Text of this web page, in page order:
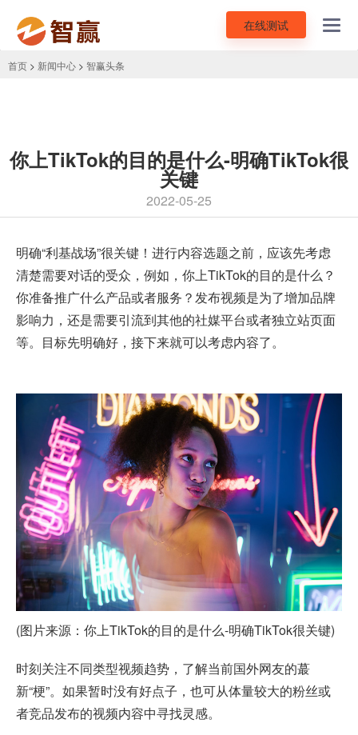
在线测试
首页 > 新闻中心 > 智赢头条
你上TikTok的目的是什么-明确TikTok很
关键
2022-05-25
明确“利基战场”很关键！进行内容选题之前，应该先考虑
清楚需要对话的受众，例如，你上TikTok的目的是什么？
你准备推广什么产品或者服务？发布视频是为了增加品牌
影响力，还是需要引流到其他的社媒平台或者独立站页面
等。目标先明确好，接下来就可以考虑内容了。
(图片来源：你上TikTok的目的是什么-明确TikTok很关键)
时刻关注不同类型视频趋势，了解当前国外网友的蕞
新“梗”。如果暂时没有好点子，也可从体量较大的粉丝或
者竞品发布的视频内容中寻找灵感。